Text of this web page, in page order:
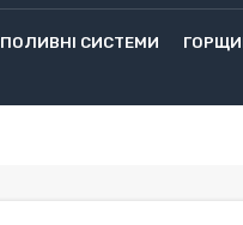
ПОЛИВНІ СИСТЕМИ